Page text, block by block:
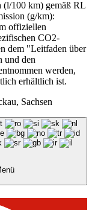
(l/100 km) gemäß RL
(g/km):
offiziellen
CO2-
dem "Leitfaden über
und den
werden,
erhältlich ist.
Sachsen